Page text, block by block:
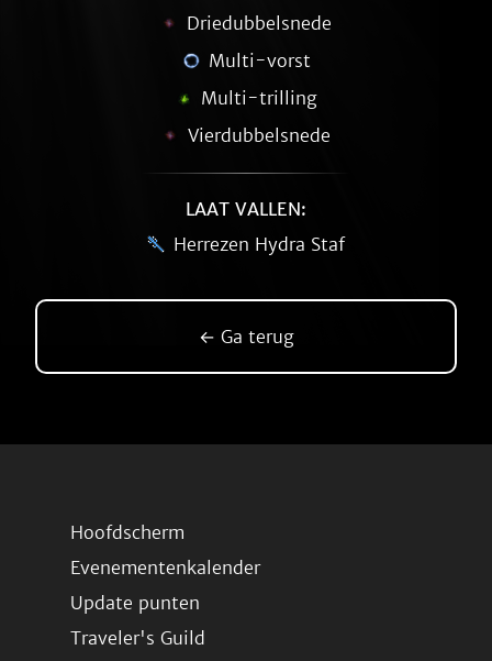
Driedubbelsnede
Multi-vorst
Multi-trilling
Vierdubbelsnede
LAAT VALLEN:
Herrezen Hydra Staf
← Ga terug
Hoofdscherm
Evenementenkalender
Update punten
Traveler's Guild